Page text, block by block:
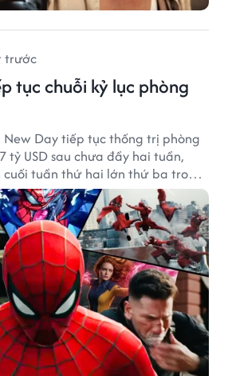
trước
tục chuỗi kỷ lục phòng
New Day tiếp tục thống trị phòng
tỷ USD sau chưa đầy hai tuần,
tuần thứ hai lớn thứ ba trong